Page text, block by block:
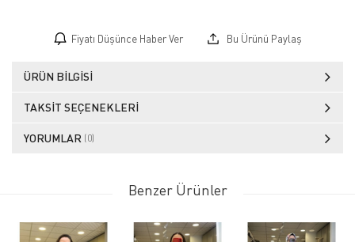
Fiyatı Düşünce Haber Ver Bu Ürünü Paylaş
ÜRÜN BILGISI
TAKSIT SEÇENEKLERI
YORUMLAR (0)
Benzer Ürünler